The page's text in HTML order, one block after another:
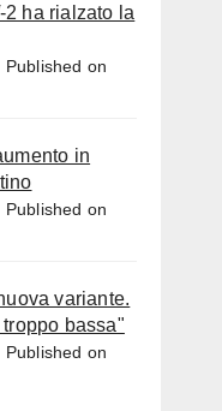
ha rialzato la
Published on
in
Published on
variante.
bassa"
Published on